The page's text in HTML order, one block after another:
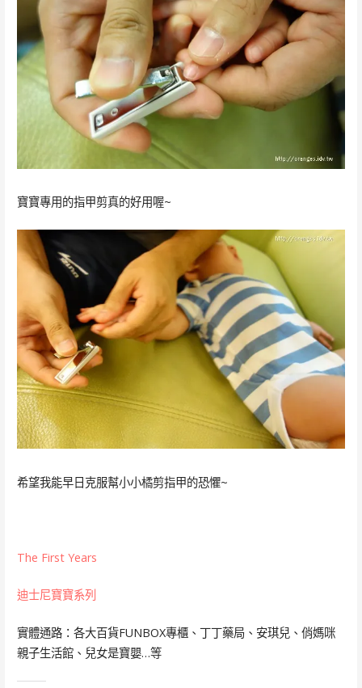
寶寶專用的指甲剪真的好用喔~
希望我能早日克服幫小小橘剪指甲的恐懼~
The First Years
迪士尼寶寶系列
實體通路：各大百貨FUNBOX專櫃、丁丁藥局、安琪兒、俏媽咪
親子生活館、兒女是寶嬰…等